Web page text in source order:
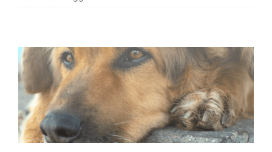
PER
LA
CAMPAGNA
“INSEPARABILI”
PER
IL
BENESSERE
DEGLI